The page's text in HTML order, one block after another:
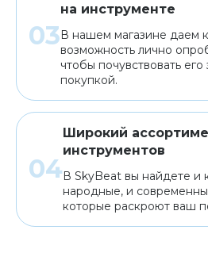
на инструменте
В нашем магазине даем
возможность лично
чтобы почувствовать
покупкой.
Широкий
инструментов
В SkyBeat вы найдете и
народные, и
которые раскроют ваш